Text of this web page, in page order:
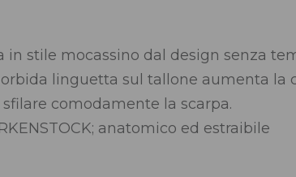
in stile mocassino dal design senza
linguetta sul tallone aumenta la
comodamente la scarpa.
anatomico ed estraibile